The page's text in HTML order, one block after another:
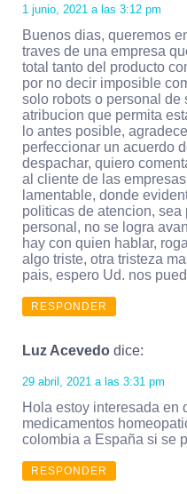
1 junio, 2021 a las 3:12 pm
Buenos dias, queremos
traves de una empresa
total tanto del producto
por no decir imposible
solo robots o personal de
atribucion que permita
lo antes posible,
perfeccionar un acuerdo
despachar, quiero
al cliente de las
lamentable, donde
politicas de atencion, sea
personal, no se logra
hay con quien hablar,
algo triste, otra tristeza
pais, espero Ud. nos
RESPONDER
Luz Acevedo dice:
29 abril, 2021 a las 3:31 pm
Hola estoy interesada en
medicamentos
colombia a España si se
RESPONDER